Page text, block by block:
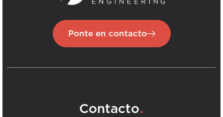
Ponte en contacto
Contacto.